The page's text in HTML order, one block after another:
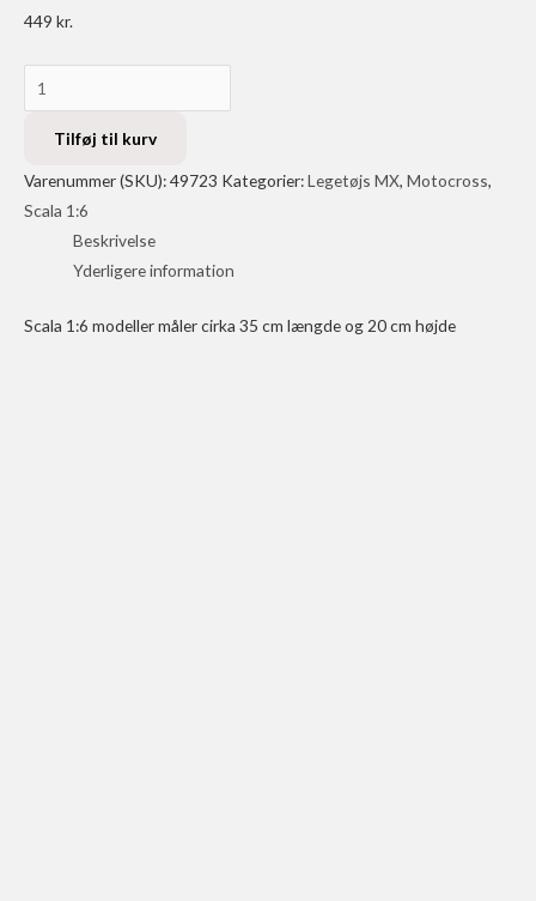
449 kr.
1:6
Yamaha
YZ450
antal
Tilføj til kurv
Varenummer (SKU):49723 Kategorier:Legetøjs MX, Motocross,
Scala 1:6
Beskrivelse
Yderligere information
Scala 1:6 modeller måler cirka 35 cm længde og 20 cm højde